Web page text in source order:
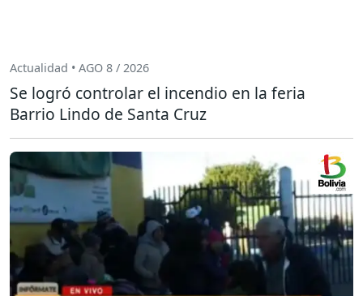
Actualidad • AGO 8 / 2026
Se logró controlar el incendio en la feria
Barrio Lindo de Santa Cruz